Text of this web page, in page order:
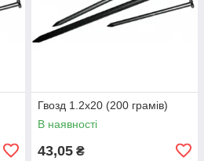
Гвозд 1.2х20 (200 грамів)
В наявності
43,05 ₴